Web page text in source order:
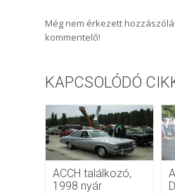
Még nem érkezett
kommentelő!
KAPCSOLÓDÓ
ACCH találkozó,
1998 nyár